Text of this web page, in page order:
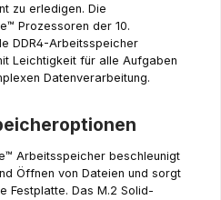
zu erledigen. Die
Prozessoren der 10.
DDR4-Arbeitsspeicher
Leichtigkeit für alle Aufgaben
Datenverarbeitung.
Arbeitsspeicher beschleunigt
Öffnen von Dateien und sorgt
Festplatte. Das M.2 Solid-